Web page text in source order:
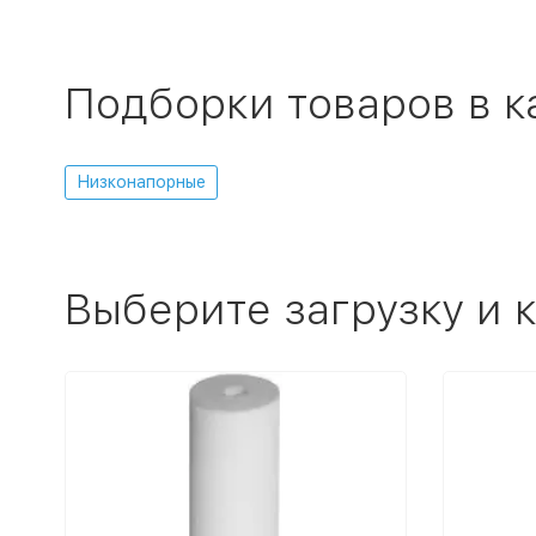
Подборки товаров в
Низконапорные
Выберите загрузку и